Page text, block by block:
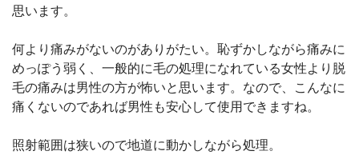
思います。
何より痛みがないのがありがたい。恥ずかしながら痛みに
めっぽう弱く、一般的に毛の処理になれている女性より脱
毛の痛みは男性の方が怖いと思います。なので、こんなに
痛くないのであれば男性も安心して使用できますね。
照射範囲は狭いので地道に動かしながら処理。